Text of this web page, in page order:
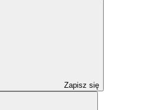
Zapisz się